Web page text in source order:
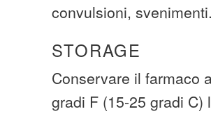
convulsioni, svenimenti.
STORAGE
Conservare il farmaco
gradi F (15-25 gradi